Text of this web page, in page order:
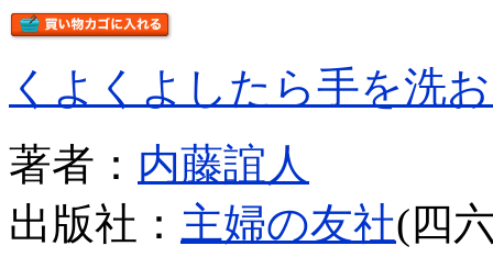
くよくよしたら手を洗
著者： 内藤誼人
出版社： 主婦の友社(四